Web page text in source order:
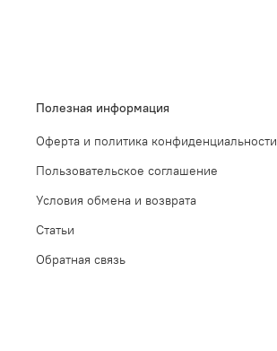
Полезная информация
Оферта и политика конфиденциальности
Пользовательское соглашение
Условия обмена и возврата
Статьи
Обратная связь